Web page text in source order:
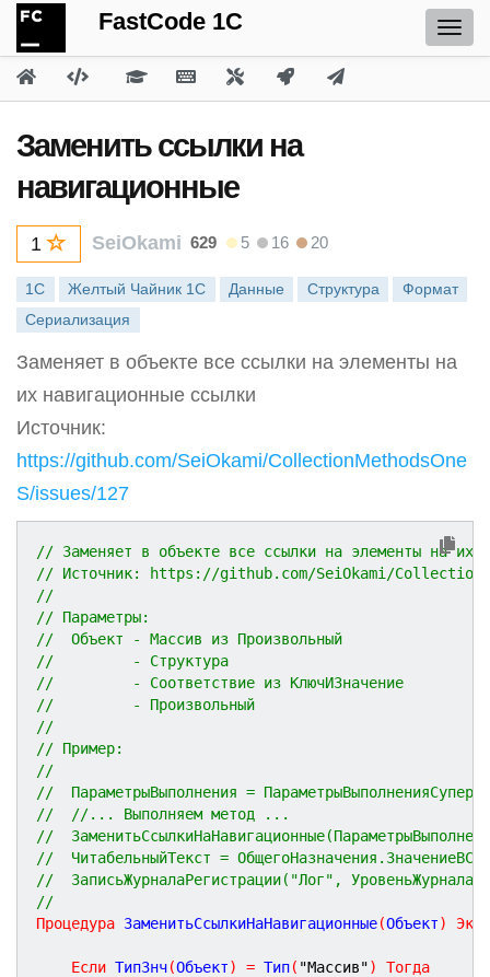
FastCode 1C
Заменить ссылки на
навигационные
1 SeiOkami 629 5 16 20
1С Желтый Чайник 1С Данные Структура
Формат
Сериализация
Заменяет в объекте все ссылки на элементы на
их навигационные ссылки
Источник:
https://github.com/SeiOkami/CollectionMethodsOne
S/issues/127
// Заменяет в объекте все ссылки на элементы на их
// Источник: https://github.com/SeiOkami/
//
// Параметры:
//  Объект - Массив из Произвольный
//         - Структура
//         - Соответствие из КлючИЗначение
//         - Произвольный
//
// Пример:
//
//  ПараметрыВыполнения =
//  //... Выполняем метод ...
//
//  ЧитабельныйТекст =
//  ЗаписьЖурналаРегистрации("Лог",
//
Процедура ЗаменитьСсылкиНаНавигационные(Объект)
Если ТипЗнч(Объект) = Тип( "Массив") Тогда